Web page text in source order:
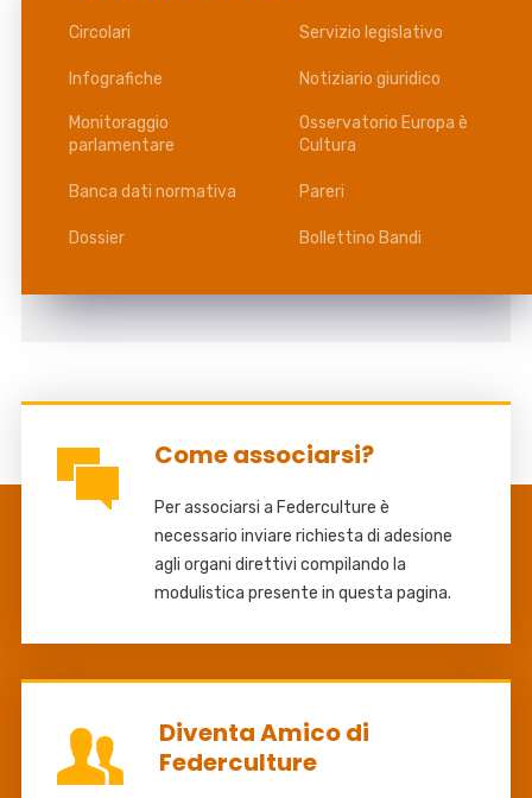
Circolari Servizio legislativo
Infografiche Notiziario giuridico
Monitoraggio
parlamentare
Osservatorio Europa è
Cultura
Banca dati normativa Pareri
Dossier Bollettino Bandi
Come associarsi?
Per associarsi a Federculture è
necessario inviare richiesta di adesione
agli organi direttivi compilando la
modulistica presente in questa pagina.
Diventa Amico di
Federculture